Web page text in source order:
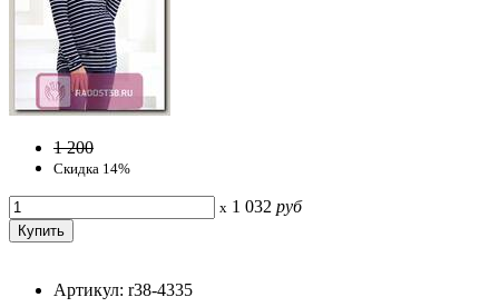
1 200
Скидка 14%
x 1 032 руб
Артикул: r38-4335